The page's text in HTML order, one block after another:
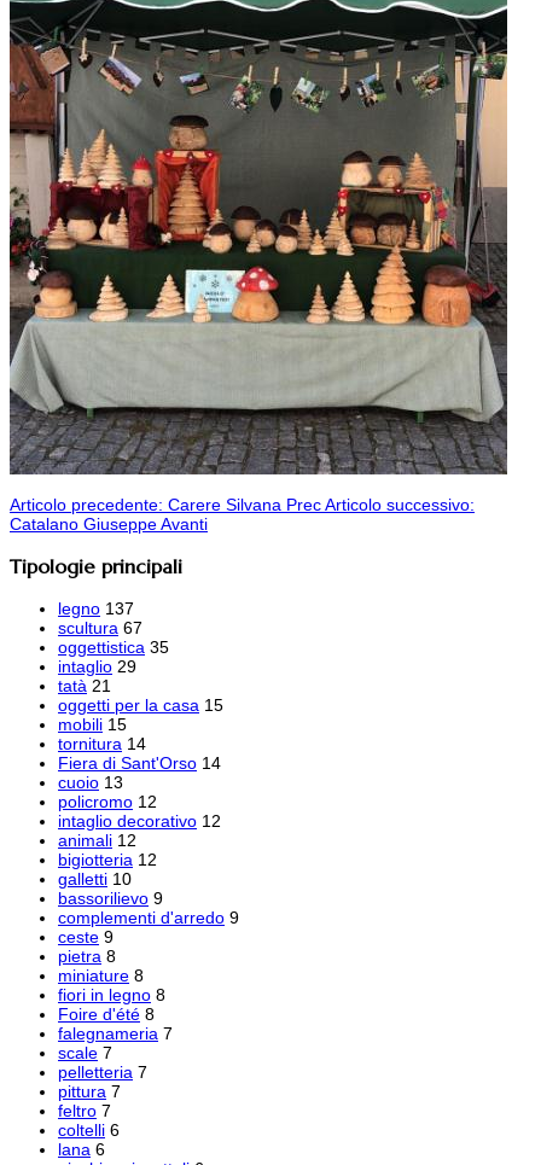
Articolo precedente: Carere Silvana PrecArticolo successivo:
Catalano GiuseppeAvanti
Tipologie principali
legno 137
scultura 67
oggettistica 35
intaglio 29
tatà 21
oggetti per la casa 15
mobili 15
tornitura 14
Fiera di Sant'Orso 14
cuoio 13
policromo 12
intaglio decorativo 12
animali 12
bigiotteria 12
galletti 10
bassorilievo 9
complementi d'arredo 9
ceste 9
pietra 8
miniature 8
fiori in legno 8
Foire d'été 8
falegnameria 7
scale 7
pelletteria 7
pittura 7
feltro 7
coltelli 6
lana 6